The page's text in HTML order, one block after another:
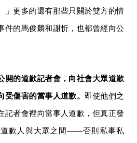
」更多的還有那些只關於雙方的情
件的馬俊麟和謝忻，也都曾經向公
開的道歉記者會，向社會大眾道歉
受傷害的當事人道歉。 即使他們之
記者會裡向當事人道歉，但真正發
歉人與大眾之間——否則私事私